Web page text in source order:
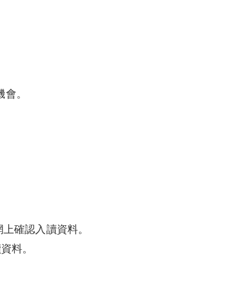
。
確認入讀資料。
料。